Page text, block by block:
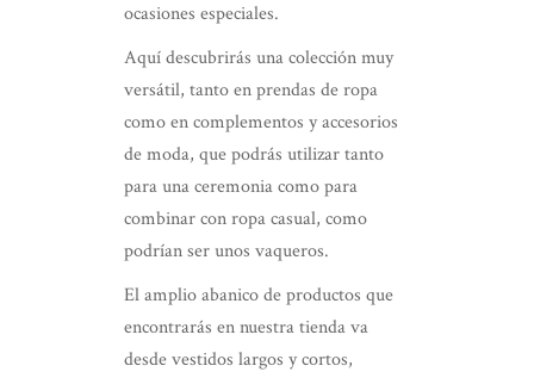
ocasiones especiales.
Aquí descubrirás una colección muy
versátil, tanto en prendas de ropa
como en complementos y accesorios
de moda, que podrás utilizar tanto
para una ceremonia como para
combinar con ropa casual, como
podrían ser unos vaqueros.
El amplio abanico de productos que
encontrarás en nuestra tienda va
desde vestidos largos y cortos,